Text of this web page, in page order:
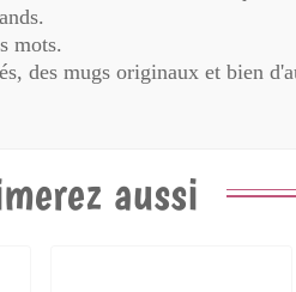
mots.
des mugs originaux et bien
aussi